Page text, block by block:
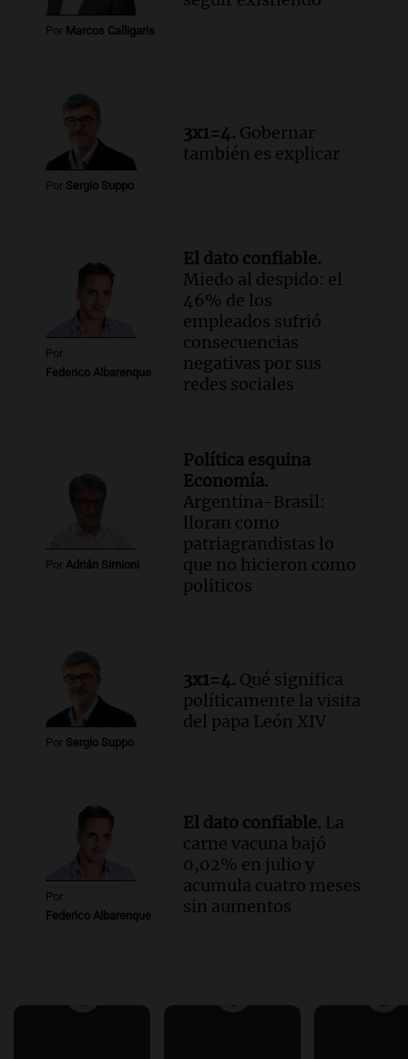
Procrear en la provincia
Panorama Federal
Por Marcos Calligaris
Por Sergio Suppo
3x1=4. Gobernar
también es explicar
Por
Federico Albarenque
El dato confiable.
Miedo al despido: el
46% de los
empleados sufrió
consecuencias
negativas por sus
redes sociales
Por Adrián Simioni
Política esquina
Economía.
Argentina-Brasil:
lloran como
patriagrandistas lo
que no hicieron como
politicos
Por Sergio Suppo
3x1=4. Qué significa
políticamente la visita
del papa León XIV
Por
Federico Albarenque
El dato confiable. La
carne vacuna bajó
0,02% en julio y
acumula cuatro meses
sin aumentos